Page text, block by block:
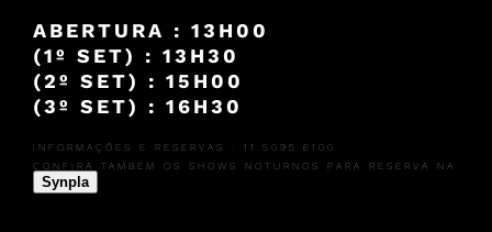
ABERTURA : 13H00
(1º SET) : 13H30
(2º SET) : 15H00
(3º SET) : 16H30
INFORMAÇÕES E RESERVAS : 11.5095.6100
CONFIRA TAMBÉM OS SHOWS NOTURNOS PARA RESERVA NA
Synpla